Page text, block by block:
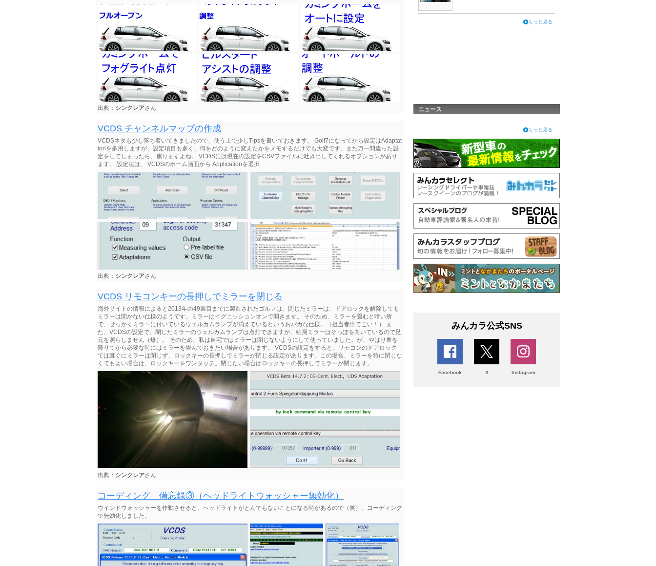
出典： シンクレアさん
VCDS チャンネルマップの作成
VCDSネタも少し落ち着いてきましたので、使う上で少しTipsを書いておきます。 Golf7になってから設定はAdaptat
ionを多用しますが、設定項目も多く、何をどのように変えたかをメモするだけでも大変です。また万一間違った設
定をしてしまったら、焦りますよね。 VCDSには現在の設定をCSVファイルに吐き出してくれるオプションがあり
ます。 設定法は、 VCDSのホーム画面から Applicationを選択
出典： シンクレアさん
VCDS リモコンキーの長押しでミラーを閉じる
海外サイトの情報によると2013年の49週目までに製造されたゴルフは、閉じたミラーは、ドアロックを解除しても
ミラーは開かない仕様のようです。ミラーはイグニッションオンで開きます。 そのため、ミラーを畳むと暗い所
で、せっかくミラーに付いているウェルカムランプが消えているというおバカな仕様。（担当者出てこい！） ま
た、VCDSの設定で、閉じたミラーのウェルカムランプは点灯できますが、結局ミラーはそっぽを向いているので足
元を照らしません（爆）。 そのため、私は自宅ではミラーは閉じないようにして使っていました。が、やはり車を
降りてから必要な時にはミラーを畳んでおきたい場合があります。 VCDSの設定をすると、リモコンのドアロック
では直ぐにミラーは閉じず、ロックキーの長押しでミラーが閉じる設定があります。この場合、ミラーを特に閉じな
くてもよい場合は、ロックキーをワンタッチ。閉じたい場合はロックキーの長押しでミラーが閉じます。
出典： シンクレアさん
コーディング 備忘録③（ヘッドライトウォッシャー無効化）
ウインドウォッシャーを作動させると、ヘッドライトがとんでもないことになる時があるので（笑）、コーディング
で無効化しました。
もっと見る
ニュース
もっと見る
みんカラ公式SNS
Facebook X Instagram